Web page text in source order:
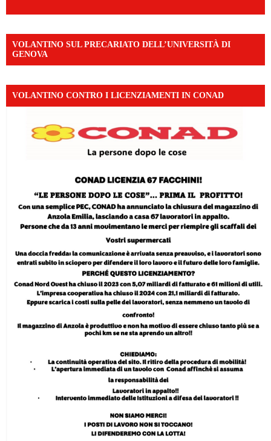
VOLANTINO SUL PRECARIATO DELL’UNIVERSITÀ DI
GENOVA
VOLANTINO CONTRO I LICENZIAMENTI IN CONAD